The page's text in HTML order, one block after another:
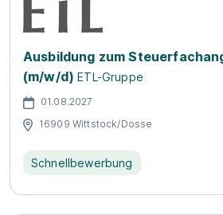
Ausbildung zum
(m/w/d) ETL-Gruppe
01.08.2027
16909 Wittstock/Dosse
Schnellbewerbung